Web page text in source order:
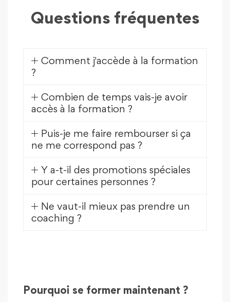
Questions fréquentes
Comment j'accède à la formation
?
Combien de temps vais-je avoir
accès à la formation ?
Puis-je me faire rembourser si ça
ne me correspond pas ?
Y a-t-il des promotions spéciales
pour certaines personnes ?
Ne vaut-il mieux pas prendre un
coaching ?
Pourquoi se former maintenant ?